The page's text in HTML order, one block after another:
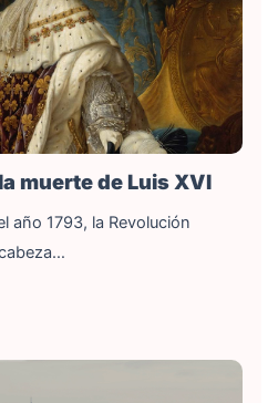
muerte de Luis XVI
año 1793, la Revolución